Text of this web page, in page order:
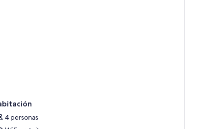
4 personas